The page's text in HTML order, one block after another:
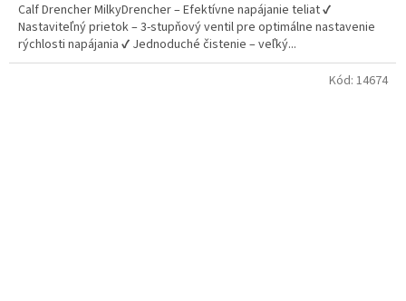
Calf Drencher MilkyDrencher – Efektívne napájanie teliat ✔
Nastaviteľný prietok – 3-stupňový ventil pre optimálne nastavenie
rýchlosti napájania ✔ Jednoduché čistenie – veľký...
Kód: 14674